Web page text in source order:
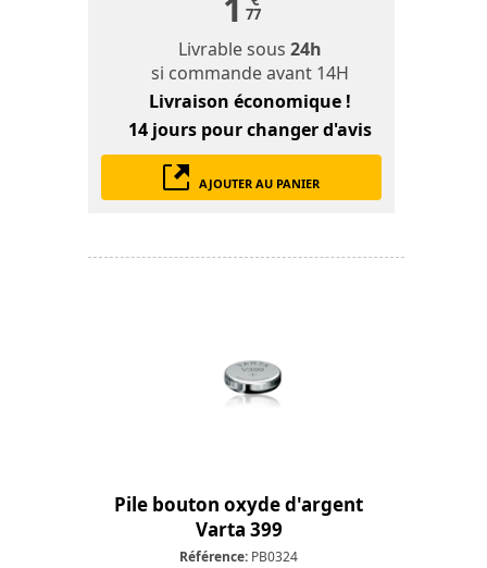
77
Livrable sous24h
si commande avant 14H
Livraison économique !
14 jours pour changer d'avis
AJOUTER AU PANIER
Pile bouton oxyde d'argent
Varta 399
Référence: PB0324